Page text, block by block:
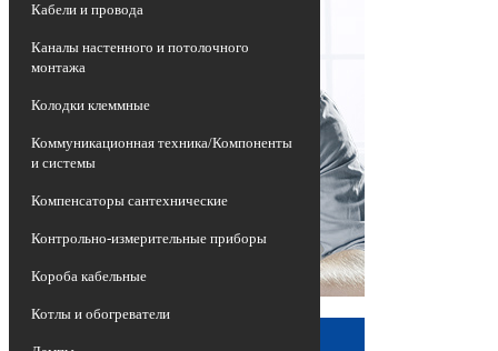
Кабели и провода
Каналы настенного и потолочного
монтажа
Колодки клеммные
Коммуникационная техника/Компоненты
и системы
Компенсаторы сантехнические
Контрольно-измерительные приборы
Короба кабельные
Котлы и обогреватели